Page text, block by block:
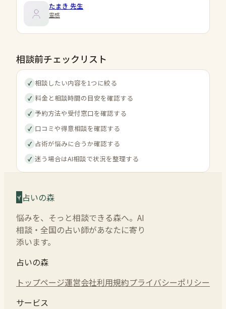
たまき 先生
霊感
相談前チェックリスト
✓ 相談したい内容を1つに絞る
✓ 料金と相談時間の目安を確認する
✓ 予約方法や受付窓口を確認する
✓ 口コミや得意相談を確認する
✓ 占術が悩みに合うか確認する
✓ 迷う場合はAI相談で状況を整理する
占いの森
悩みを、そっと相談できる森へ。AI
相談・全国の占い師があなたに寄り
添います。
占いの森
トップページ運営会社利用規約プライバシーポリシー
サービス